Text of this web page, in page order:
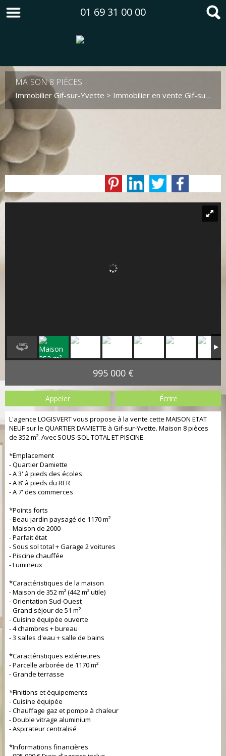
01 69 31 00 00
MAISON 8 PIÈCES
Immobilier Gif-sur-Yvette > Immobilier en vente Gif-sur-Yvette
995 000 €
Appeler Écrire
L'agence LOGISVERT vous propose à la vente cette MAISON ETAT
NEUF sur le QUARTIER DAMIETTE à Gif-sur-Yvette. Maison 8 pièces
de 352 m². Avec SOUS-SOL TOTAL ET PISCINE.
*Emplacement
- Quartier Damiette
- A 3' à pieds des écoles
- A 8' à pieds du RER
- A 7' des commerces
*Points forts
- Beau jardin paysagé de 1170 m²
- Maison de 2000
- Parfait état
- Sous sol total + Garage 2 voitures
- Piscine chauffée
- Lumineux
*Caractéristiques de la maison
- Maison de 352 m² (442 m² utile)
- Orientation Sud-Ouest
- Grand séjour de 51 m²
- Cuisine équipée ouverte
- 4 chambres + bureau
- 3 salles d'eau + salle de bains
*Caractéristiques extérieures
- Parcelle arborée de 1170 m²
- Grande terrasse
*Finitions et équipements
- Cuisine équipée
- Chauffage gaz et pompe à chaleur
- Double vitrage aluminium
- Aspirateur centralisé
*Informations financières